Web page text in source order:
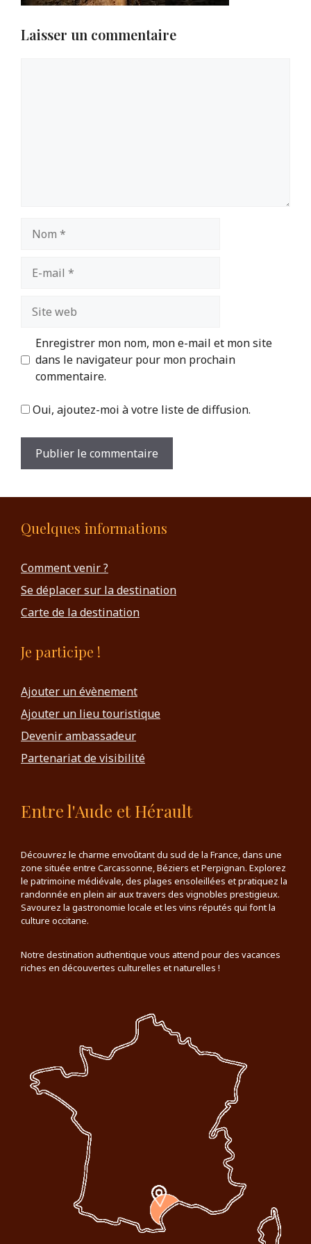
Laisser un commentaire
mail
web
Enregistrer mon nom, mon e-mail et mon site
dans le navigateur pour mon prochain
commentaire.
Oui, ajoutez-moi à votre liste de diffusion.
Quelques informations
Comment venir ?
Se déplacer sur la destination
Carte de la destination
Je participe !
Ajouter un évènement
Ajouter un lieu touristique
Devenir ambassadeur
Partenariat de visibilité
Entre l'Aude et Hérault
Découvrez le charme envoûtant du sud de la France, dans une
zone située entre Carcassonne, Béziers et Perpignan. Explorez
le patrimoine médiévale, des plages ensoleillées et pratiquez la
randonnée en plein air aux travers des vignobles prestigieux.
Savourez la gastronomie locale et les vins réputés qui font la
culture occitane.
Notre destination authentique vous attend pour des vacances
riches en découvertes culturelles et naturelles !